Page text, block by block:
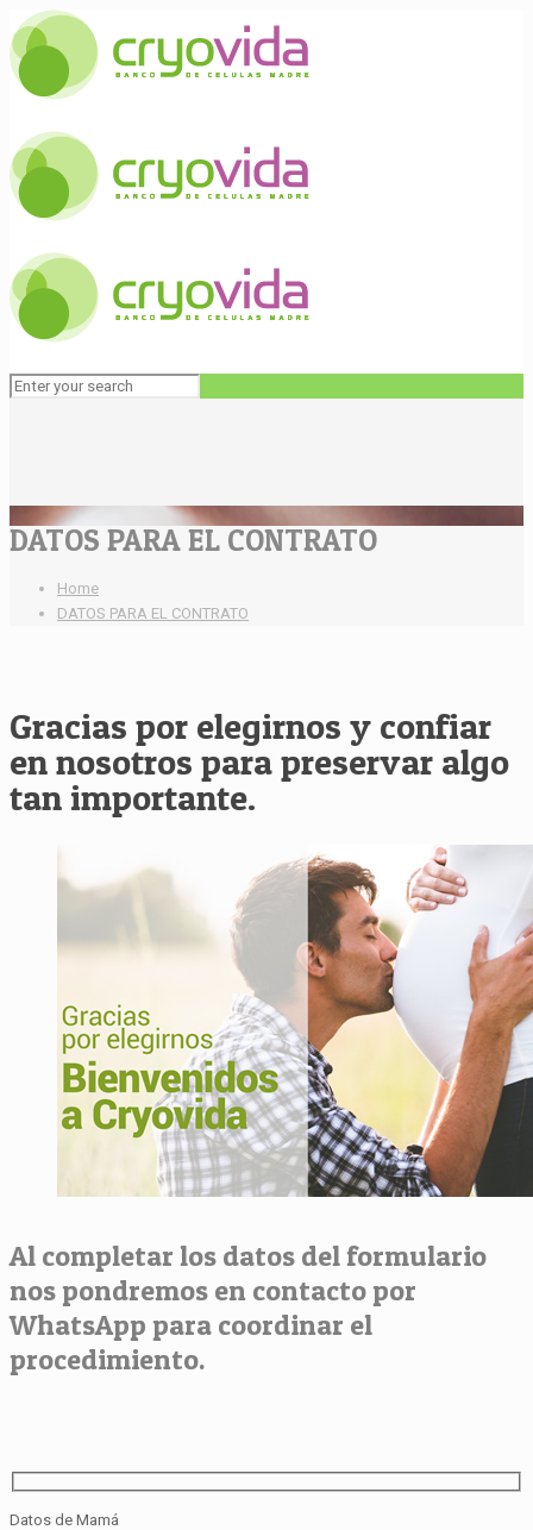
DATOS PARA EL CONTRATO
Home
DATOS PARA EL CONTRATO
Gracias por elegirnos y confiar
en nosotros para preservar algo
tan importante.
Al completar los datos del formulario
nos pondremos en contacto por
WhatsApp para coordinar el
procedimiento.
Datos de Mamá